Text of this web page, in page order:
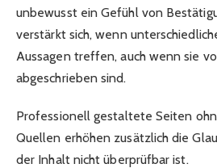
unbewusst ein Gefühl von
verstärkt sich, wenn
Aussagen treffen, auch wenn sie
abgeschrieben sind.
Professionell gestaltete Seiten
Quellen erhöhen zusätzlich die
der Inhalt nicht überprüfbar ist.